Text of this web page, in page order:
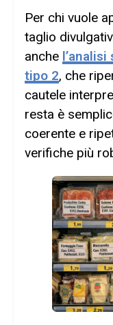
Per chi vuole
taglio
anche
tipo 2, che
cautele
resta è
coerente e
verifiche più